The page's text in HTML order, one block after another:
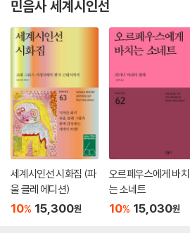
민음사 세계시인선
세계시인선 시화집 (파
울 클레 에디션)
10% 15,300원
오르페우스에게 바치
는 소네트
10% 15,030원